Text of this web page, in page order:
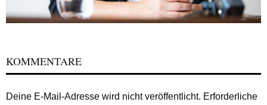
KOMMENTARE
Deine E-Mail-Adresse wird nicht veröffentlicht. Erforderliche